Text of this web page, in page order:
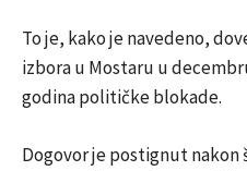
To je, kako je navedeno,
izbora u Mostaru u
godina političke blokade.
Dogovor je postignut nakon